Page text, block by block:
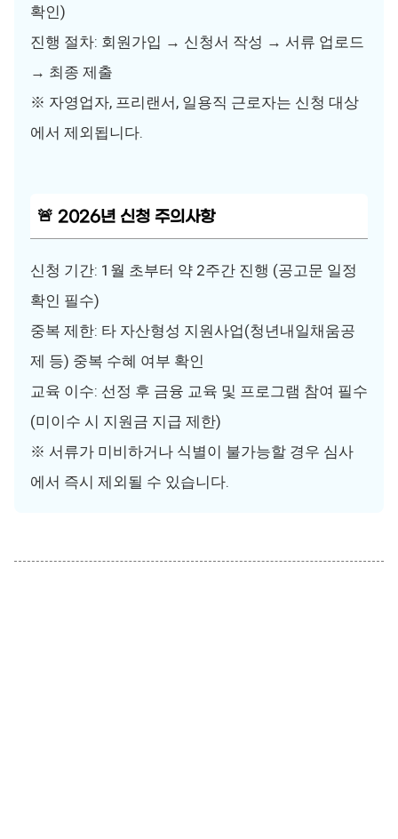
확인)
진행 절차: 회원가입 → 신청서 작성 → 서류 업로드
→ 최종 제출
※ 자영업자, 프리랜서, 일용직 근로자는 신청 대상
에서 제외됩니다.
🚨 2026년 신청 주의사항
신청 기간: 1월 초부터 약 2주간 진행 (공고문 일정
확인 필수)
중복 제한: 타 자산형성 지원사업(청년내일채움공
제 등) 중복 수혜 여부 확인
교육 이수: 선정 후 금융 교육 및 프로그램 참여 필수
(미이수 시 지원금 지급 제한)
※ 서류가 미비하거나 식별이 불가능할 경우 심사
에서 즉시 제외될 수 있습니다.